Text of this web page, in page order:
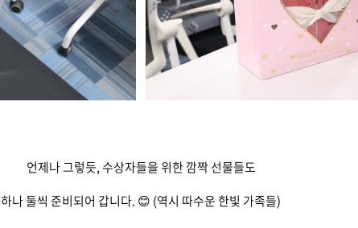
언제나 그렇듯, 수상자들을 위한 깜짝 선물들도
하나 둘씩 준비되어 갑니다. 😊 (역시 따수운 한빛 가족들)